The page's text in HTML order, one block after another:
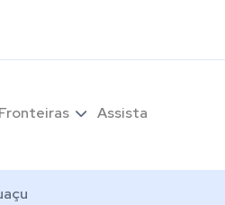
Fronteiras Assista